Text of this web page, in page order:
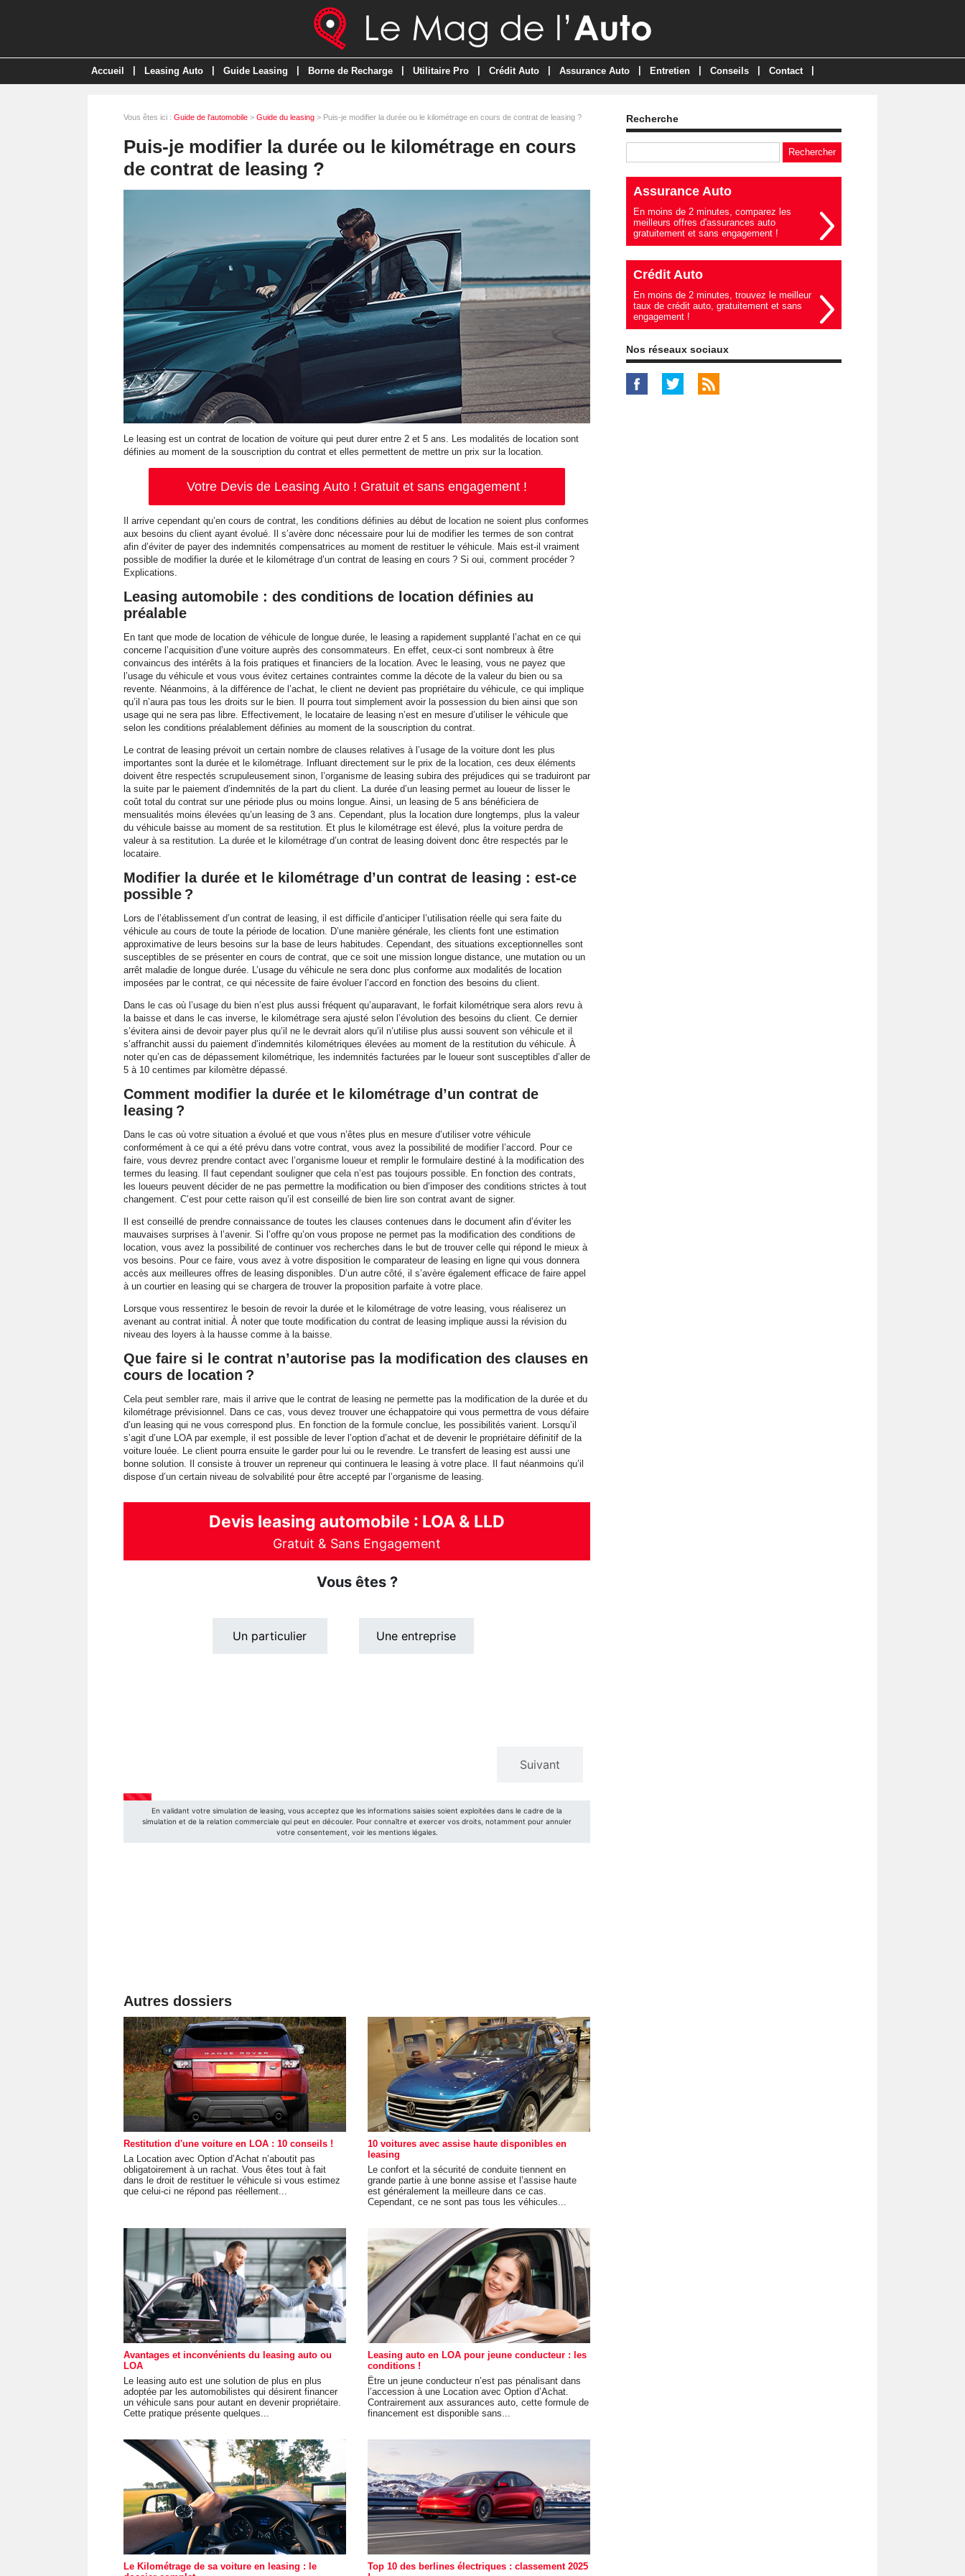
Accueil Leasing Auto Guide Leasing Borne de Recharge Utilitaire Pro Crédit Auto Assurance Auto Entretien Conseils Contact
Vous êtes ici : Guide de l'automobile > Guide du leasing > Puis-je modifier la durée ou le kilométrage en cours de contrat de leasing ?
Puis-je modifier la durée ou le kilométrage en cours
de contrat de leasing ?
Le leasing est un contrat de location de voiture qui peut durer entre 2 et 5 ans. Les modalités de location sont
définies au moment de la souscription du contrat et elles permettent de mettre un prix sur la location.
Votre Devis de Leasing Auto ! Gratuit et sans engagement !
Il arrive cependant qu’en cours de contrat, les conditions définies au début de location ne soient plus conformes
aux besoins du client ayant évolué. Il s’avère donc nécessaire pour lui de modifier les termes de son contrat
afin d’éviter de payer des indemnités compensatrices au moment de restituer le véhicule. Mais est-il vraiment
possible de modifier la durée et le kilométrage d’un contrat de leasing en cours ? Si oui, comment procéder ?
Explications.
Leasing automobile : des conditions de location définies au
préalable
En tant que mode de location de véhicule de longue durée, le leasing a rapidement supplanté l’achat en ce qui
concerne l’acquisition d’une voiture auprès des consommateurs. En effet, ceux-ci sont nombreux à être
convaincus des intérêts à la fois pratiques et financiers de la location. Avec le leasing, vous ne payez que
l’usage du véhicule et vous vous évitez certaines contraintes comme la décote de la valeur du bien ou sa
revente. Néanmoins, à la différence de l’achat, le client ne devient pas propriétaire du véhicule, ce qui implique
qu’il n’aura pas tous les droits sur le bien. Il pourra tout simplement avoir la possession du bien ainsi que son
usage qui ne sera pas libre. Effectivement, le locataire de leasing n’est en mesure d’utiliser le véhicule que
selon les conditions préalablement définies au moment de la souscription du contrat.
Le contrat de leasing prévoit un certain nombre de clauses relatives à l’usage de la voiture dont les plus
importantes sont la durée et le kilométrage. Influant directement sur le prix de la location, ces deux éléments
doivent être respectés scrupuleusement sinon, l’organisme de leasing subira des préjudices qui se traduiront par
la suite par le paiement d’indemnités de la part du client. La durée d’un leasing permet au loueur de lisser le
coût total du contrat sur une période plus ou moins longue. Ainsi, un leasing de 5 ans bénéficiera de
mensualités moins élevées qu’un leasing de 3 ans. Cependant, plus la location dure longtemps, plus la valeur
du véhicule baisse au moment de sa restitution. Et plus le kilométrage est élevé, plus la voiture perdra de
valeur à sa restitution. La durée et le kilométrage d’un contrat de leasing doivent donc être respectés par le
locataire.
Modifier la durée et le kilométrage d’un contrat de leasing : est-ce
possible ?
Lors de l’établissement d’un contrat de leasing, il est difficile d’anticiper l’utilisation réelle qui sera faite du
véhicule au cours de toute la période de location. D’une manière générale, les clients font une estimation
approximative de leurs besoins sur la base de leurs habitudes. Cependant, des situations exceptionnelles sont
susceptibles de se présenter en cours de contrat, que ce soit une mission longue distance, une mutation ou un
arrêt maladie de longue durée. L’usage du véhicule ne sera donc plus conforme aux modalités de location
imposées par le contrat, ce qui nécessite de faire évoluer l’accord en fonction des besoins du client.
Dans le cas où l’usage du bien n’est plus aussi fréquent qu’auparavant, le forfait kilométrique sera alors revu à
la baisse et dans le cas inverse, le kilométrage sera ajusté selon l’évolution des besoins du client. Ce dernier
s’évitera ainsi de devoir payer plus qu’il ne le devrait alors qu’il n’utilise plus aussi souvent son véhicule et il
s’affranchit aussi du paiement d’indemnités kilométriques élevées au moment de la restitution du véhicule. À
noter qu’en cas de dépassement kilométrique, les indemnités facturées par le loueur sont susceptibles d’aller de
5 à 10 centimes par kilomètre dépassé.
Comment modifier la durée et le kilométrage d’un contrat de
leasing ?
Dans le cas où votre situation a évolué et que vous n’êtes plus en mesure d’utiliser votre véhicule
conformément à ce qui a été prévu dans votre contrat, vous avez la possibilité de modifier l’accord. Pour ce
faire, vous devrez prendre contact avec l’organisme loueur et remplir le formulaire destiné à la modification des
termes du leasing. Il faut cependant souligner que cela n’est pas toujours possible. En fonction des contrats,
les loueurs peuvent décider de ne pas permettre la modification ou bien d’imposer des conditions strictes à tout
changement. C’est pour cette raison qu’il est conseillé de bien lire son contrat avant de signer.
Il est conseillé de prendre connaissance de toutes les clauses contenues dans le document afin d’éviter les
mauvaises surprises à l’avenir. Si l’offre qu’on vous propose ne permet pas la modification des conditions de
location, vous avez la possibilité de continuer vos recherches dans le but de trouver celle qui répond le mieux à
vos besoins. Pour ce faire, vous avez à votre disposition le comparateur de leasing en ligne qui vous donnera
accès aux meilleures offres de leasing disponibles. D’un autre côté, il s’avère également efficace de faire appel
à un courtier en leasing qui se chargera de trouver la proposition parfaite à votre place.
Lorsque vous ressentirez le besoin de revoir la durée et le kilométrage de votre leasing, vous réaliserez un
avenant au contrat initial. À noter que toute modification du contrat de leasing implique aussi la révision du
niveau des loyers à la hausse comme à la baisse.
Que faire si le contrat n’autorise pas la modification des clauses en
cours de location ?
Cela peut sembler rare, mais il arrive que le contrat de leasing ne permette pas la modification de la durée et du
kilométrage prévisionnel. Dans ce cas, vous devez trouver une échappatoire qui vous permettra de vous défaire
d’un leasing qui ne vous correspond plus. En fonction de la formule conclue, les possibilités varient. Lorsqu’il
s’agit d’une LOA par exemple, il est possible de lever l’option d’achat et de devenir le propriétaire définitif de la
voiture louée. Le client pourra ensuite le garder pour lui ou le revendre. Le transfert de leasing est aussi une
bonne solution. Il consiste à trouver un repreneur qui continuera le leasing à votre place. Il faut néanmoins qu’il
dispose d’un certain niveau de solvabilité pour être accepté par l’organisme de leasing.
Autres dossiers
Restitution d'une voiture en LOA : 10 conseils !
La Location avec Option d’Achat n’aboutit pas
obligatoirement à un rachat. Vous êtes tout à fait
dans le droit de restituer le véhicule si vous estimez
que celui-ci ne répond pas réellement...
10 voitures avec assise haute disponibles en
leasing
Le confort et la sécurité de conduite tiennent en
grande partie à une bonne assise et l’assise haute
est généralement la meilleure dans ce cas.
Cependant, ce ne sont pas tous les véhicules...
Avantages et inconvénients du leasing auto ou
LOA
Le leasing auto est une solution de plus en plus
adoptée par les automobilistes qui désirent financer
un véhicule sans pour autant en devenir propriétaire.
Cette pratique présente quelques...
Leasing auto en LOA pour jeune conducteur : les
conditions !
Être un jeune conducteur n’est pas pénalisant dans
l’accession à une Location avec Option d’Achat.
Contrairement aux assurances auto, cette formule de
financement est disponible sans...
Le Kilométrage de sa voiture en leasing : le
Top 10 des berlines électriques : classement 2025
Recherche
Assurance Auto
En moins de 2 minutes, comparez les
meilleurs offres d'assurances auto
gratuitement et sans engagement !
Crédit Auto
En moins de 2 minutes, trouvez le meilleur
taux de crédit auto, gratuitement et sans
engagement !
Nos réseaux sociaux